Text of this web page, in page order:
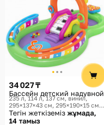
34 027 ₸
Бассейн детский надувной
235 л, 114 л, 137 см, винил,
295×137×43 см, 295×190×15 см
Bestway
Тегін жеткіземіз жұмада,
14 тамыз